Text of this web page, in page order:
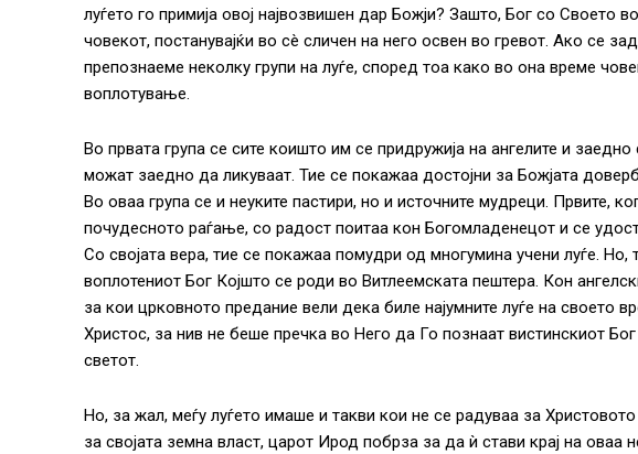
луѓето го примија овој највозвишен дар Божји? Зашто, Бог со
човекот, постанувајќи во сè сличен на него освен во гревот. Ако се
препознаеме неколку групи на луѓе, според тоа како во она време
воплотување.
Во првата група се сите коишто им се придружија на ангелите и
можат заедно да ликуваат. Тие се покажаа достојни за Божјата
Во оваа група се и неуките пастири, но и источните мудреци. Првите,
почудесното раѓање, со радост поитаа кон Богомладенецот и се
Со својата вера, тие се покажаа помудри од многумина учени луѓе. Но,
воплотениот Бог Којшто се роди во Витлеемската пештера. Кон
за кои црковното предание вели дека биле најумните луѓе на своето
Христос, за нив не беше пречка во Него да Го познаат вистинскиот
светот.
Но, за жал, меѓу луѓето имаше и такви кои не се радуваа за
за својата земна власт, царот Ирод побрза за да ѝ стави крај на оваа